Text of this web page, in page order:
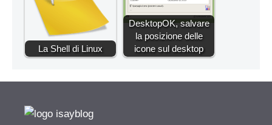
La Shell di Linux
DesktopOK, salvare
la posizione delle
icone sul desktop